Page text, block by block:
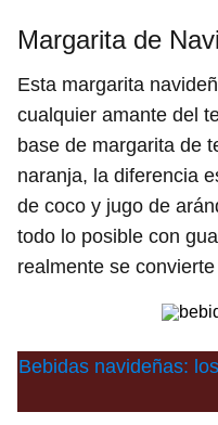
Margarita de
Esta margarita
cualquier amante del
base de margarita de
naranja, la diferencia
de coco y jugo de
todo lo posible con
realmente se
Bebidas navideñas: